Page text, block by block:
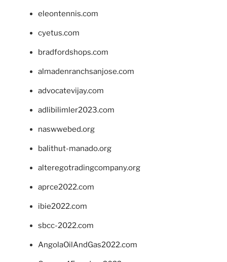
eleontennis.com
cyetus.com
bradfordshops.com
almadenranchsanjose.com
advocatevijay.com
adlibilimler2023.com
naswwebed.org
balithut-manado.org
alteregotradingcompany.org
aprce2022.com
ibie2022.com
sbcc-2022.com
AngolaOilAndGas2022.com